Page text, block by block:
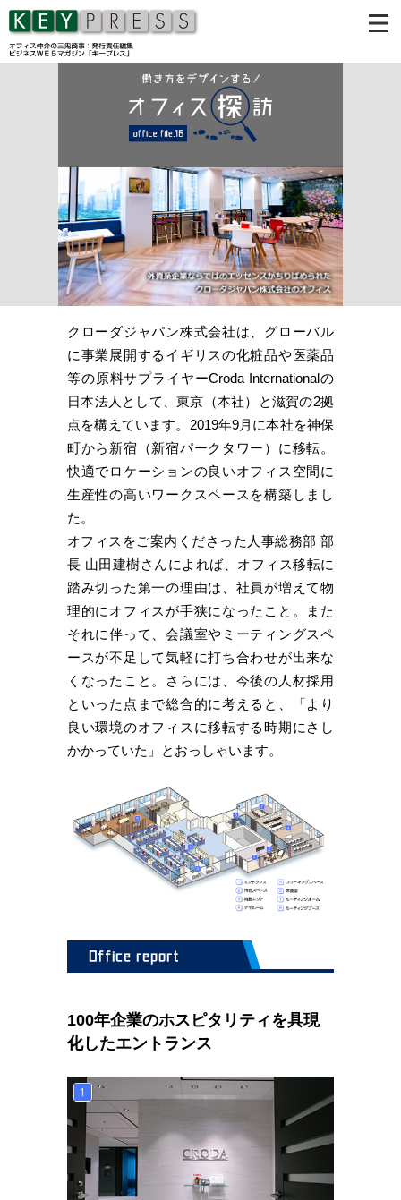
クローダジャパン株式会社は、グローバル
に事業展開するイギリスの化粧品や医薬品
等の原料サプライヤーCroda Internationalの
日本法人として、東京（本社）と滋賀の2拠
点を構えています。2019年9月に本社を神保
町から新宿（新宿パークタワー）に移転。
快適でロケーションの良いオフィス空間に
生産性の高いワークスペースを構築しまし
た。
オフィスをご案内くださった人事総務部 部
長 山田建樹さんによれば、オフィス移転に
踏み切った第一の理由は、社員が増えて物
理的にオフィスが手狭になったこと。また
それに伴って、会議室やミーティングスペ
ースが不足して気軽に打ち合わせが出来な
くなったこと。さらには、今後の人材採用
といった点まで総合的に考えると、「より
良い環境のオフィスに移転する時期にさし
かかっていた」とおっしゃいます。
100年企業のホスピタリティを具現
化したエントランス